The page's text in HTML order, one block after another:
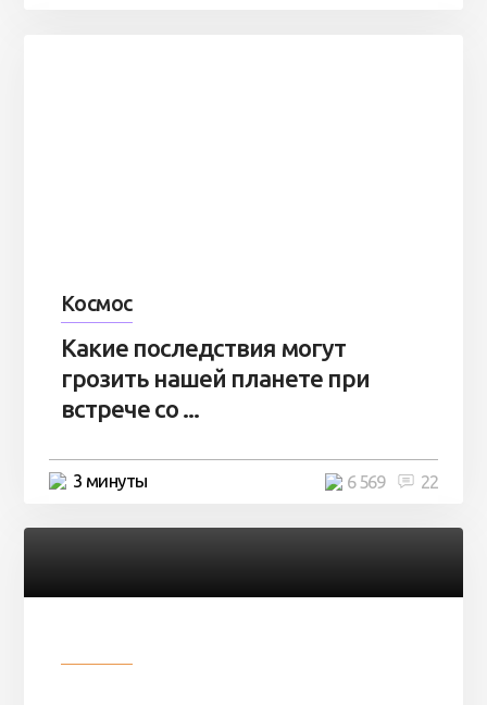
Космос
Какие последствия могут
грозить нашей планете при
встрече со ...
3 минуты 22
6 569